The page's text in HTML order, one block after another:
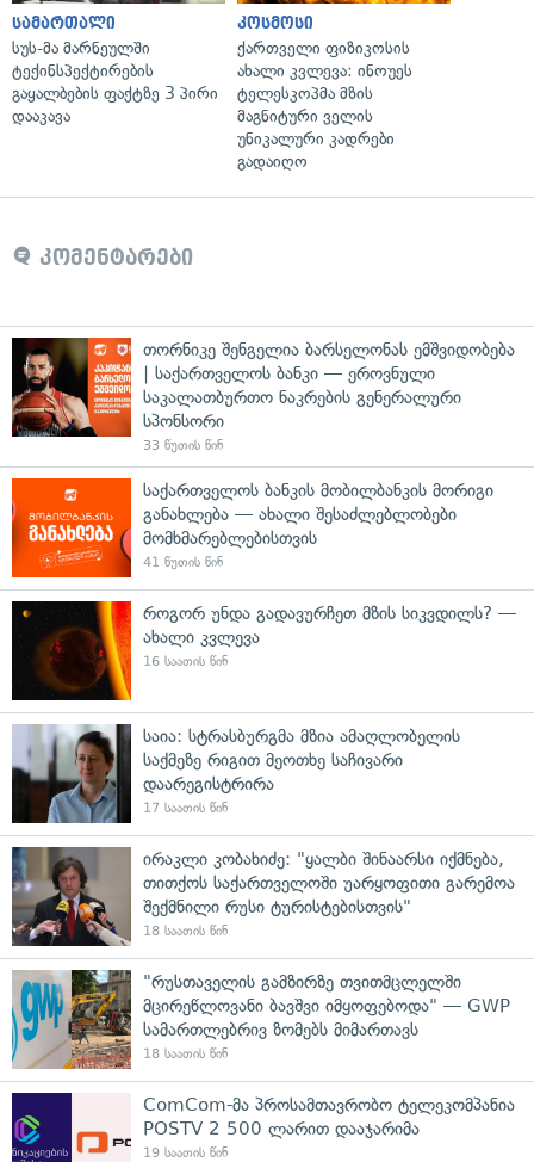
სამართალი
სუს-მა მარნეულში
ტექინსპექტირების
გაყალბების ფაქტზე 3 პირი
დააკავა
კოსმოსი
ქართველი ფიზიკოსის
ახალი კვლევა: ინოუეს
ტელესკოპმა მზის
მაგნიტური ველის
უნიკალური კადრები
გადაიღო
კომენტარები
თორნიკე შენგელია ბარსელონას ემშვიდობება
| საქართველოს ბანკი — ეროვნული
საკალათბურთო ნაკრების გენერალური
სპონსორი
33 წუთის წინ
საქართველოს ბანკის მობილბანკის მორიგი
განახლება — ახალი შესაძლებლობები
მომხმარებლებისთვის
41 წუთის წინ
როგორ უნდა გადავურჩეთ მზის სიკვდილს? —
ახალი კვლევა
16 საათის წინ
საია: სტრასბურგმა მზია ამაღლობელის
საქმეზე რიგით მეოთხე საჩივარი
დაარეგისტრირა
17 საათის წინ
ირაკლი კობახიძე: "ყალბი შინაარსი იქმნება,
თითქოს საქართველოში უარყოფითი გარემოა
შექმნილი რუსი ტურისტებისთვის"
18 საათის წინ
"რუსთაველის გამზირზე თვითმცლელში
მცირეწლოვანი ბავშვი იმყოფებოდა" — GWP
სამართლებრივ ზომებს მიმართავს
18 საათის წინ
ComCom-მა პროსამთავრობო ტელეკომპანია
POSTV 2 500 ლარით დააჯარიმა
19 საათის წინ